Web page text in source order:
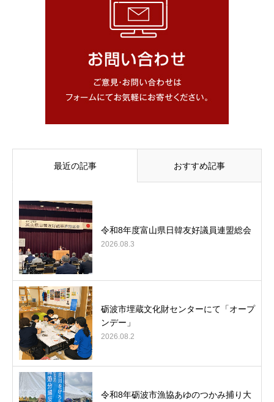
最近の記事 おすすめ記事
令和8年度富山県日韓友好議員連盟総会
2026.08.3
砺波市埋蔵文化財センターにて「オープ
ンデー」
2026.08.2
令和8年砺波市漁協あゆのつかみ捕り大